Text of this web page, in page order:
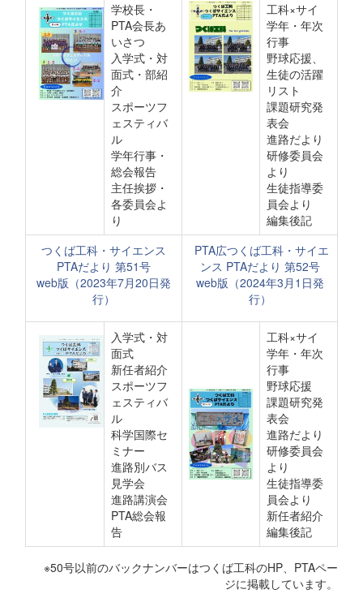
学校長・
PTA会長あ
いさつ
入学式・対
面式・部紹
介
スポーツフ
ェスティバ
ル
学年行事・
総会報告
主任挨拶・
各委員会よ
り
工科×サイ
学年・年次
行事
野球応援、
生徒の活躍
リスト
課題研究発
表会
進路だより
研修委員会
より
生徒指導委
員会より
編集後記
つくば工科・サイエンス
PTAだより 第51号
web版（2023年7月20日発
行）
PTA広つくば工科・サイエ
ンス PTAだより 第52号
web版（2024年3月1日発
行）
入学式・対
面式
新任者紹介
スポーツフ
ェスティバ
ル
科学国際セ
ミナー
進路別バス
見学会
進路講演会
PTA総会報
告
工科×サイ
学年・年次
行事
野球応援
課題研究発
表会
進路だより
研修委員会
より
生徒指導委
員会より
新任者紹介
編集後記
※50号以前のバックナンバーはつくば工科のHP、PTAペー
ジに掲載しています。